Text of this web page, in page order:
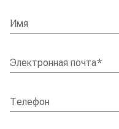
Имя
Электронная почта*
Телефон